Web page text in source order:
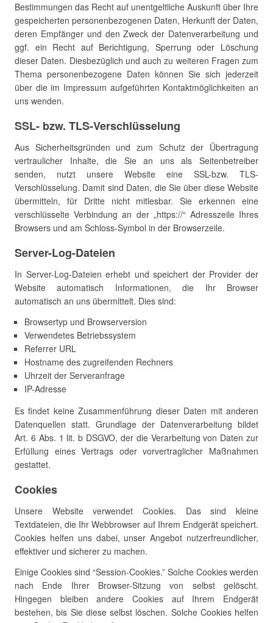
Bestimmungen das Recht auf unentgeltliche Auskunft über Ihre
gespeicherten personenbezogenen Daten, Herkunft der Daten,
deren Empfänger und den Zweck der Datenverarbeitung und
ggf. ein Recht auf Berichtigung, Sperrung oder Löschung
dieser Daten. Diesbezüglich und auch zu weiteren Fragen zum
Thema personenbezogene Daten können Sie sich jederzeit
über die im Impressum aufgeführten Kontaktmöglichkeiten an
uns wenden.
SSL- bzw. TLS-Verschlüsselung
Aus Sicherheitsgründen und zum Schutz der Übertragung
vertraulicher Inhalte, die Sie an uns als Seitenbetreiber
senden, nutzt unsere Website eine SSL-bzw. TLS-
Verschlüsselung. Damit sind Daten, die Sie über diese Website
übermitteln, für Dritte nicht mitlesbar. Sie erkennen eine
verschlüsselte Verbindung an der „https://“ Adresszeile Ihres
Browsers und am Schloss-Symbol in der Browserzeile.
Server-Log-Dateien
In Server-Log-Dateien erhebt und speichert der Provider der
Website automatisch Informationen, die Ihr Browser
automatisch an uns übermittelt. Dies sind:
Browsertyp und Browserversion
Verwendetes Betriebssystem
Referrer URL
Hostname des zugreifenden Rechners
Uhrzeit der Serveranfrage
IP-Adresse
Es findet keine Zusammenführung dieser Daten mit anderen
Datenquellen statt. Grundlage der Datenverarbeitung bildet
Art. 6 Abs. 1 lit. b DSGVO, der die Verarbeitung von Daten zur
Erfüllung eines Vertrags oder vorvertraglicher Maßnahmen
gestattet.
Cookies
Unsere Website verwendet Cookies. Das sind kleine
Textdateien, die Ihr Webbrowser auf Ihrem Endgerät speichert.
Cookies helfen uns dabei, unser Angebot nutzerfreundlicher,
effektiver und sicherer zu machen.
Einige Cookies sind “Session-Cookies.” Solche Cookies werden
nach Ende Ihrer Browser-Sitzung von selbst gelöscht.
Hingegen bleiben andere Cookies auf Ihrem Endgerät
bestehen, bis Sie diese selbst löschen. Solche Cookies helfen